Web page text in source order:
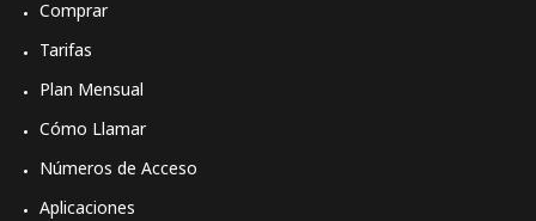
Comprar
Tarifas
Plan Mensual
Cómo Llamar
Números de Acceso
Aplicaciones